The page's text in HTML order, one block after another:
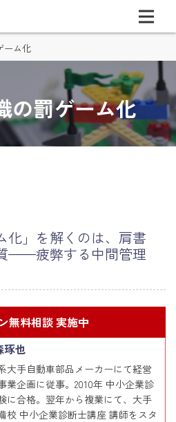
ーム化
の罰ゲーム化
化」を解くのは、肩書
——疲弊する中間管理
無料相談 実施中
琢也
大手自動車部品メーカーにて経営
業企画に従事。2010年 中小企業診
に合格。翌年から複業にて、大手
校 中小企業診断士講座 講師をスタ